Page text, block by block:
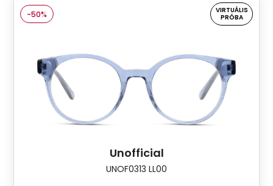
-50%
VIRTUÁLIS
PRÓBA
Unofficial
UNOF0313 LL00